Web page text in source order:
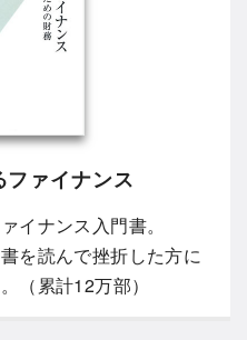
ファイナンス
イナンス入門書。
を読んで挫折した方に
（累計12万部）